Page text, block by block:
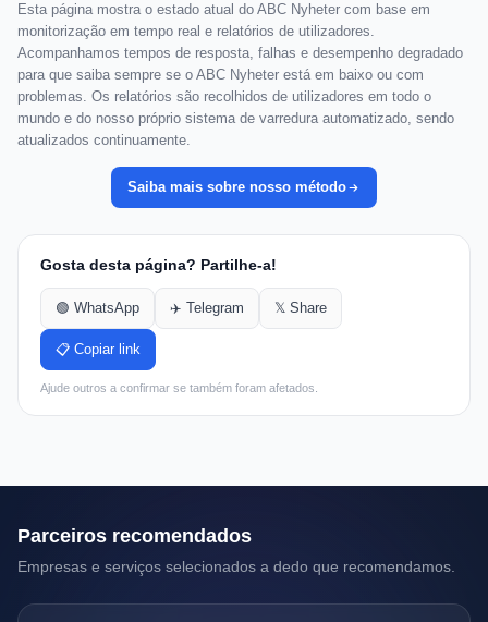
Esta página mostra o estado atual do ABC Nyheter com base em
monitorização em tempo real e relatórios de utilizadores.
Acompanhamos tempos de resposta, falhas e desempenho degradado
para que saiba sempre se o ABC Nyheter está em baixo ou com
problemas. Os relatórios são recolhidos de utilizadores em todo o
mundo e do nosso próprio sistema de varredura automatizado, sendo
atualizados continuamente.
Saiba mais sobre nosso método
Gosta desta página? Partilhe-a!
🟢 WhatsApp ✈️ Telegram 𝕏 Share
📋 Copiar link
Ajude outros a confirmar se também foram afetados.
Parceiros recomendados
Empresas e serviços selecionados a dedo que recomendamos.